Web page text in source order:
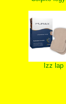
Izz lap